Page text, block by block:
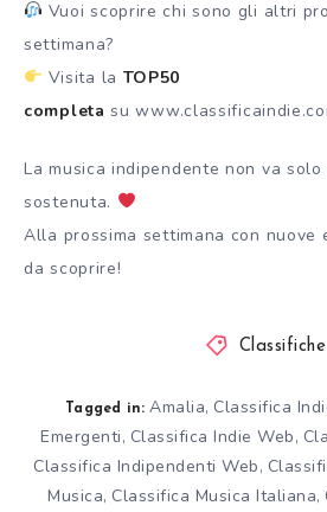
Vuoi scoprire chi sono gli altri
settimana?
Visita la TOP50
completa su
La musica indipendente non va
sostenuta.
Alla prossima settimana con nuove
da scoprire!
Classifiche
Tagged in: Amalia, Classifica
Emergenti, Classifica Indie Web,
Classifica Indipendenti Web,
Musica, Classifica Musica Italiana,